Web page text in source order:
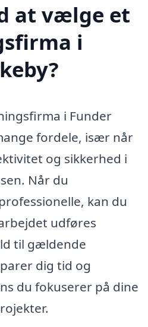
at vælge et
i
i Funder
fordele, især når
og sikkerhed i
Når du
kan du
udføres
til gældende
dig tid og
du fokuserer på dine